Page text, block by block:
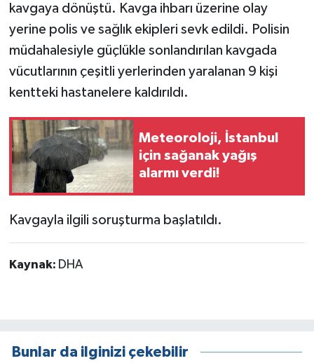
kavgaya dönüştü. Kavga ihbarı üzerine olay
yerine polis ve sağlık ekipleri sevk edildi. Polisin
müdahalesiyle güçlükle sonlandırılan kavgada
vücutlarının çeşitli yerlerinden yaralanan 9 kişi
kentteki hastanelere kaldırıldı.
Meteoroloji, İstanbul
için sağanak yağış
alarmı verdi!
Kavgayla ilgili soruşturma başlatıldı.
Kaynak: DHA
Bunlar da ilginizi çekebilir